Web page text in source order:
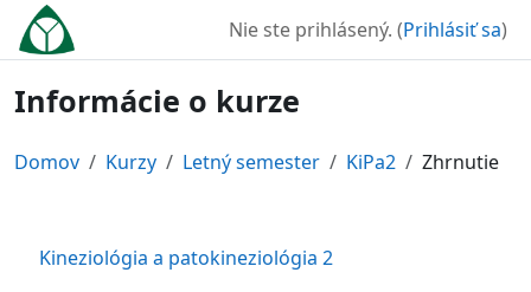
Preskočiť na hlavný obsah
Nie ste prihlásený. (Prihlásiť sa)
Informácie o kurze
Domov Kurzy Letný semester KiPa2 Zhrnutie
Kineziológia a patokineziológia 2